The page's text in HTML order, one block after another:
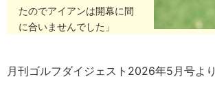
たのでアイアンは開幕に間
に合いませんでした」
月刊ゴルフダイジェスト2026年5月号より